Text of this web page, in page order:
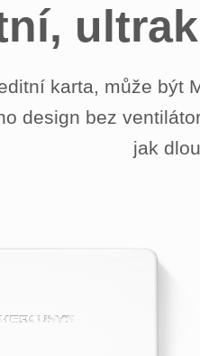
karta, může být
design bez
jak